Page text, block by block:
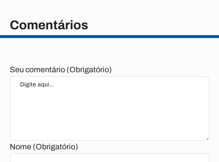
Comentários
Seu comentário (Obrigatório)
Nome (Obrigatório)